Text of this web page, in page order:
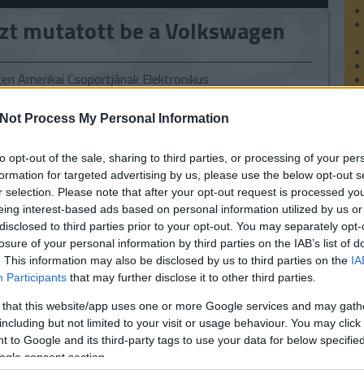
Process My Personal Information
opt-out of the sale, sharing to third parties, or processing of your
for targeted advertising by us, please use the below opt-out
selection. Please note that after your opt-out request is processed
interest-based ads based on personal information utilized by us
to third parties prior to your opt-out. You may separately
of your personal information by third parties on the IAB’s list of
This information may also be disclosed by us to third parties on the
Participants that may further disclose it to other third parties.
that this website/app uses one or more Google services and may
but not limited to your visit or usage behaviour. You may
to Google and its third-party tags to use your data for below
consent section.
mutatott be a Volkswagen
Amerikai Csoportjának Elektronikus
alakult át, és egyben az autógyártó legnagyobb
kívüli kutató létesítményévé vált. Az eseményt a
tovább »
0
– a napokban